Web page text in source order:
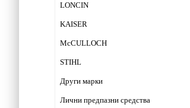
LONCIN
KAISER
McCULLOCH
STIHL
Други марки
Лични предпазни средства